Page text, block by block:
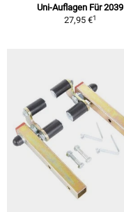
Uni-Auflagen Für 2039
27,95 €1